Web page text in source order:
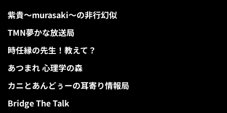
紫貴～murasaki～の非行幻似
TMN夢かな放送局
時任縁の先生！教えて？
あつまれ 心理学の森
カニとあんどぅーの耳寄り情報局
Bridge The Talk